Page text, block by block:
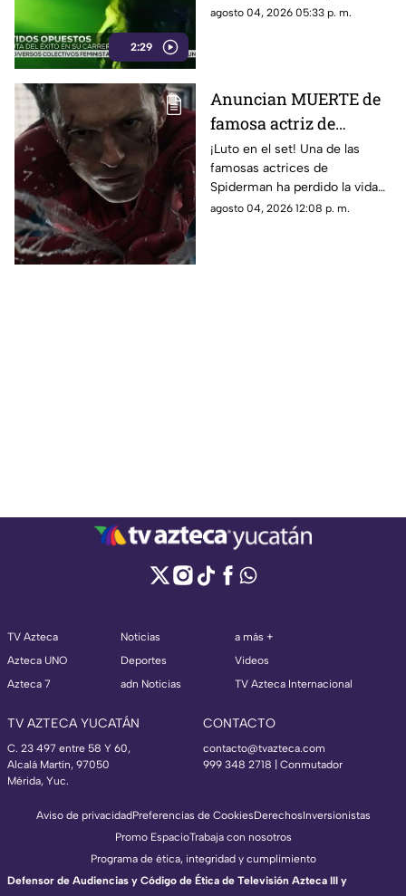
2:29
Gaytán, cuentan cómo viven
agosto 04, 2026 05:33 p. m.
Anuncian MUERTE de
famosa actriz de
Spiderman a días del
estreno; ¿Quién era?
¡Luto en el set! Una de las
famosas actrices de
Spiderman ha perdido la vida
recientemente. Conoce los
agosto 04, 2026 12:08 p. m.
TV Azteca
Azteca UNO
Azteca 7
Noticias
Deportes
adn Noticias
a más +
Videos
TV Azteca Internacional
TV AZTECA YUCATÁN
C. 23 497 entre 58 Y 60,
Alcalá Martín, 97050
Mérida, Yuc.
CONTACTO
contacto@tvazteca.com
999 348 2718 | Conmutador
Aviso de privacidadPreferencias de CookiesDerechosInversionistas
Promo EspacioTrabaja con nosotros
Programa de ética, integridad y cumplimiento
Defensor de Audiencias y Código de Ética de Televisión Azteca III y